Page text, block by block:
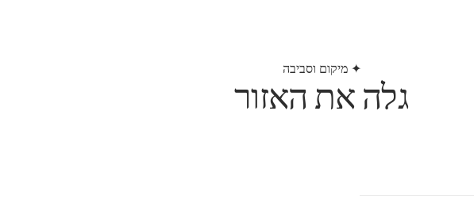
✦ מיקום וסביבה
גלה את האזור